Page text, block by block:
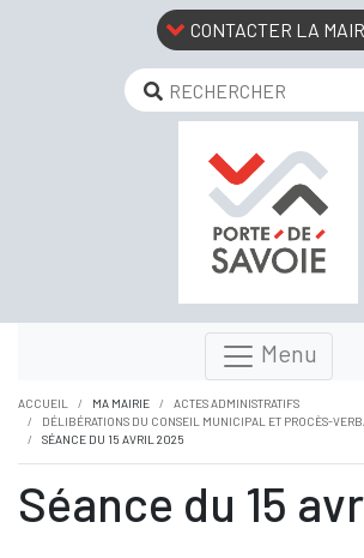
CONTACTER LA
Menu
ACCUEIL MA MAIRIE
ACTES ADMINISTRATIFS
DÉLIBÉRATIONS DU CONSEIL MUNICIPAL ET PROCÈS-
SÉANCE DU 15 AVRIL 2025
Séance du 15